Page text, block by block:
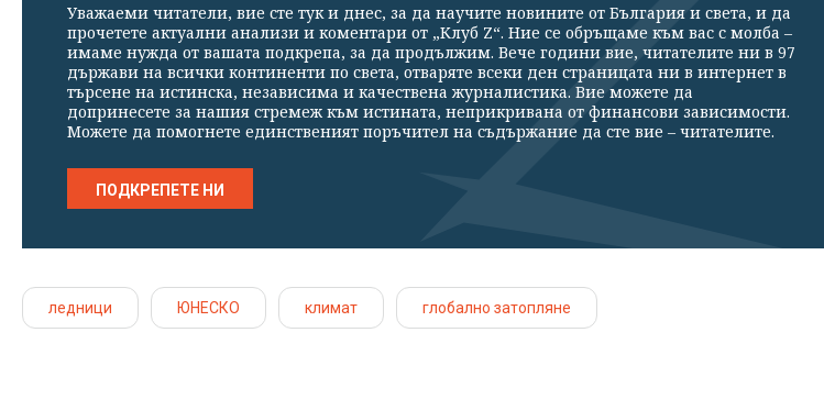
Уважаеми читатели, вие сте тук и днес, за да научите новините от България и света, и да
прочетете актуални анализи и коментари от „Клуб Z“. Ние се обръщаме към вас с молба –
имаме нужда от вашата подкрепа, за да продължим. Вече години вие, читателите ни в 97
държави на всички континенти по света, отваряте всеки ден страницата ни в интернет в
търсене на истинска, независима и качествена журналистика. Вие можете да
допринесете за нашия стремеж към истината, неприкривана от финансови зависимости.
Можете да помогнете единственият поръчител на съдържание да сте вие – читателите.
ПОДКРЕПЕТЕ НИ
ледници ЮНЕСКО климат глобално затопляне